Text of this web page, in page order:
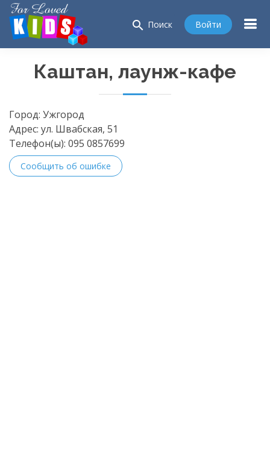
search Поиск Войти
Каштан, лаунж-кафе
Город: Ужгород
Адрес: ул. Швабская, 51
Телефон(ы): 095 0857699
Сообщить об ошибке